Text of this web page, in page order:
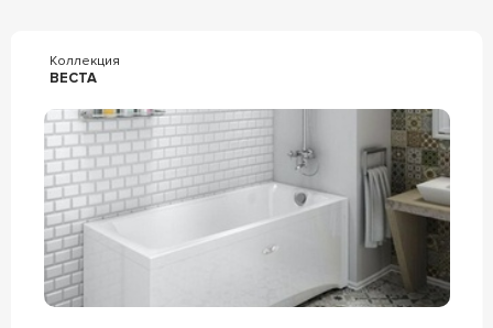
Коллекция
ВЕСТА